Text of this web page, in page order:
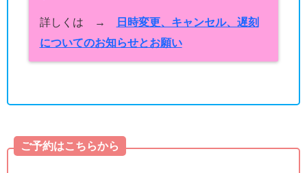
詳しくは →
日時変更、キャンセル、遅刻
についてのお知らせとお願い
ご予約はこちらから